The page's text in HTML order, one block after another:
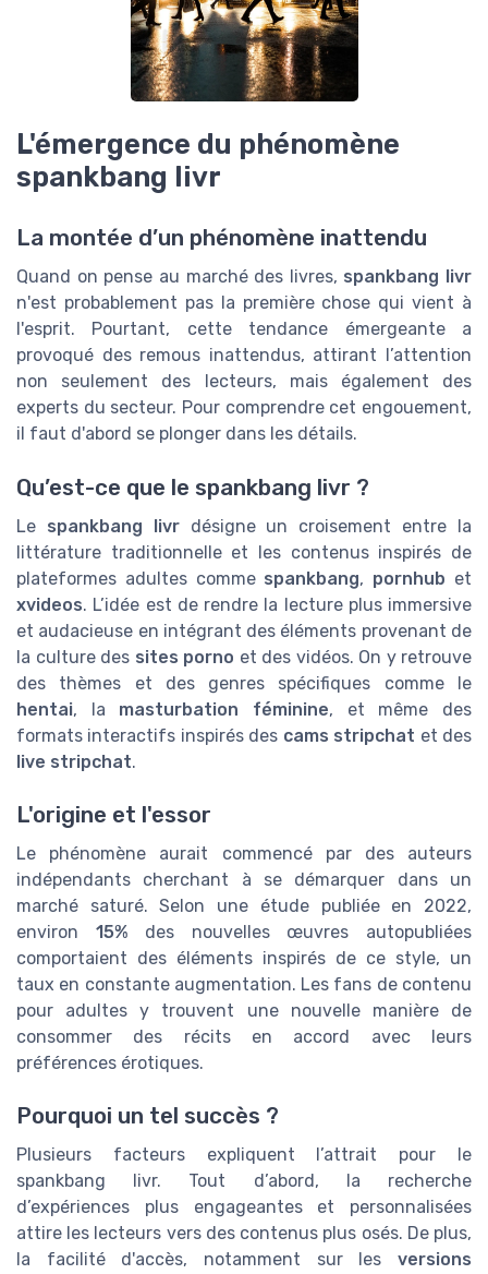
L'émergence du phénomène
spankbang livr
La montée d’un phénomène inattendu
Quand on pense au marché des livres, spankbang livr
n'est probablement pas la première chose qui vient à
l'esprit. Pourtant, cette tendance émergeante a
provoqué des remous inattendus, attirant l’attention
non seulement des lecteurs, mais également des
experts du secteur. Pour comprendre cet engouement,
il faut d'abord se plonger dans les détails.
Qu’est-ce que le spankbang livr ?
Le spankbang livrdésigne un croisement entre la
littérature traditionnelle et les contenus inspirés de
plateformes adultes comme spankbang, pornhub et
xvideos. L’idée est de rendre la lecture plus immersive
et audacieuse en intégrant des éléments provenant de
la culture des sites porno et des vidéos. On y retrouve
des thèmes et des genres spécifiques comme le
hentai, la masturbation féminine, et même des
formats interactifs inspirés des cams stripchat et des
live stripchat.
L'origine et l'essor
Le phénomène aurait commencé par des auteurs
indépendants cherchant à se démarquer dans un
marché saturé. Selon une étude publiée en 2022,
environ 15% des nouvelles œuvres autopubliées
comportaient des éléments inspirés de ce style, un
taux en constante augmentation. Les fans de contenu
pour adultes y trouvent une nouvelle manière de
consommer des récits en accord avec leurs
préférences érotiques.
Pourquoi un tel succès ?
Plusieurs facteurs expliquent l’attrait pour le
spankbang livr. Tout d’abord, la recherche
d’expériences plus engageantes et personnalisées
attire les lecteurs vers des contenus plus osés. De plus,
la facilité d'accès, notamment sur les versions